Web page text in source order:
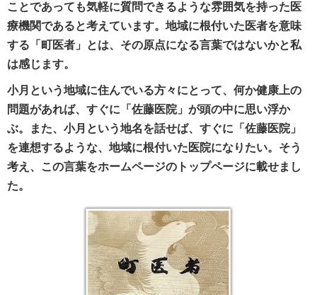
ことであっても気軽に質問できるような雰囲気を持った医
療機関であると考えています。地域に根付いた医者を意味
する「町医者」とは、その原点になる言葉ではないかと私
は感じます。
小月という地域に住んでいる方々にとって、何か健康上の
問題があれば、すぐに「佐藤医院」が頭の中に思い浮か
ぶ。また、小月という地名を話せば、すぐに「佐藤医院」
を連想するような、地域に根付いた医院になりたい。そう
考え、この言葉をホームページのトップページに載せまし
た。